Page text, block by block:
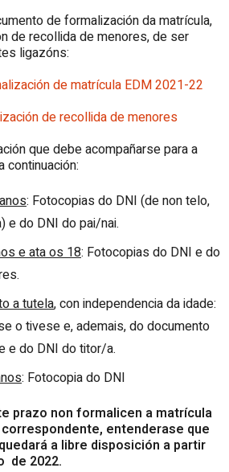
de formalización da matrícula,
de recollida de menores, de ser
ligazóns:
de matrícula EDM 2021-22
de recollida de menores
que debe acompañarse para a
continuación:
: Fotocopias do DNI (de non telo,
e do DNI do pai/nai.
e ata os 18: Fotocopias do DNI e do
a tutela, con independencia da idade:
o tivese e, ademais, do documento
e do DNI do titor/a.
: Fotocopia do DNI
prazo non formalicen a matrícula
entenderase que
a libre disposición a partir
de 2022.